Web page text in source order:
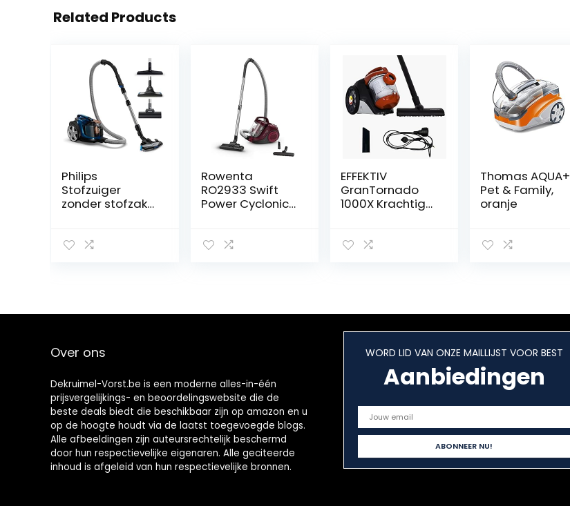
Related Products
Philips
Stofzuiger
zonder stofzak
Krachtige
mensen met
legen stofbak –
FC9745/09
Rowenta
RO2933 Swift
Power Cyclonic
watt,
dankzij Effitech-
EFFEKTIV
GranTornado
1000X Krachtige
Cycloonisch
Zuigkracht, 1.5L
Capaciteit,
Geluidsniveau
76dB, HEPA-
Filter, 6m kabel
Thomas AQUA+
Pet & Family,
oranje
Over ons
Dekruimel-Vorst.be is een moderne alles-in-één
prijsvergelijkings- en beoordelingswebsite die de
beste deals biedt die beschikbaar zijn op amazon en u
op de hoogte houdt via de laatst toegevoegde blogs.
Alle afbeeldingen zijn auteursrechtelijk beschermd
door hun respectievelijke eigenaren. Alle geciteerde
inhoud is afgeleid van hun respectievelijke bronnen.
WORD LID VAN ONZE MAILLIJST VOOR BEST
Aanbiedingen